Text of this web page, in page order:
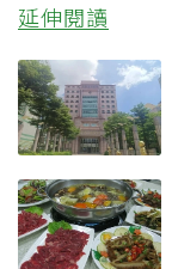
延伸閱讀